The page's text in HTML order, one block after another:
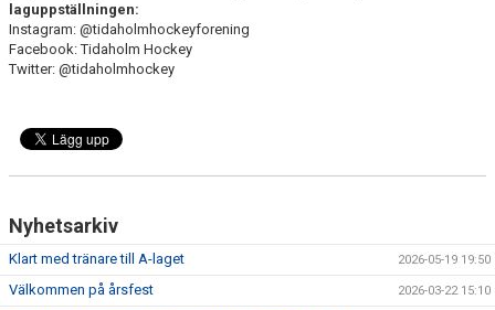
laguppställningen:
Instagram: @tidaholmhockeyforening
Facebook: Tidaholm Hockey
Twitter: @tidaholmhockey
Nyhetsarkiv
Klart med tränare till A-laget 2026-05-19 19:50
Välkommen på årsfest 2026-03-22 15:10